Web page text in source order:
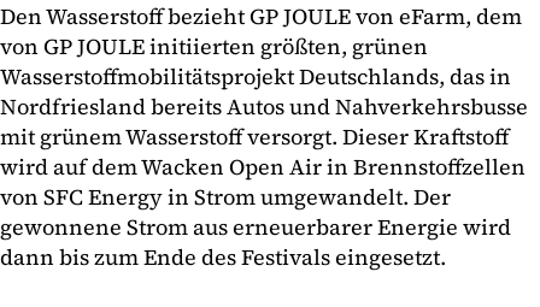
Den Wasserstoff bezieht GP JOULE von eFarm, dem
von GP JOULE initiierten größten, grünen
Wasserstoffmobilitätsprojekt Deutschlands, das in
Nordfriesland bereits Autos und Nahverkehrsbusse
mit grünem Wasserstoff versorgt. Dieser Kraftstoff
wird auf dem Wacken Open Air in Brennstoffzellen
von SFC Energy in Strom umgewandelt. Der
gewonnene Strom aus erneuerbarer Energie wird
dann bis zum Ende des Festivals eingesetzt.